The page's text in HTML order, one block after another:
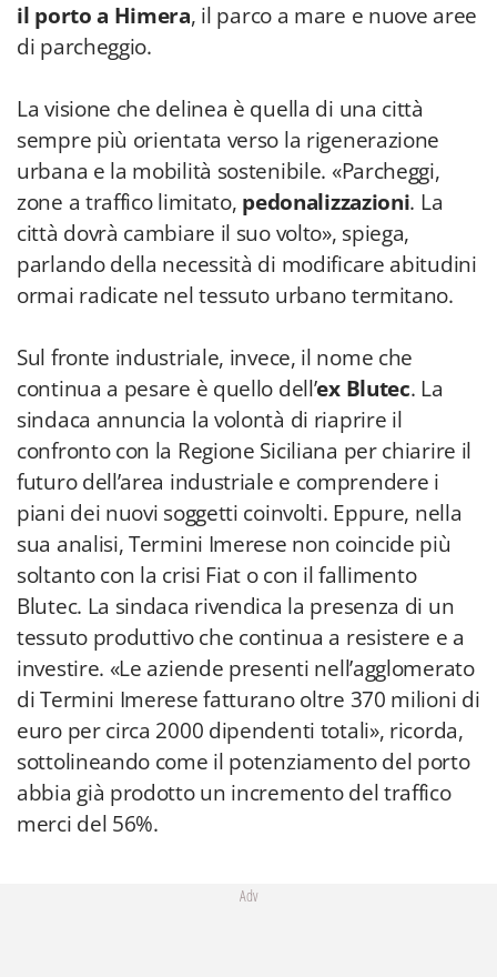
il porto a Himera, il parco a mare e nuove aree
di parcheggio.
La visione che delinea è quella di una città
sempre più orientata verso la rigenerazione
urbana e la mobilità sostenibile. «Parcheggi,
zone a traffico limitato, pedonalizzazioni. La
città dovrà cambiare il suo volto», spiega,
parlando della necessità di modificare abitudini
ormai radicate nel tessuto urbano termitano.
Sul fronte industriale, invece, il nome che
continua a pesare è quello dell’ex Blutec. La
sindaca annuncia la volontà di riaprire il
confronto con la Regione Siciliana per chiarire il
futuro dell’area industriale e comprendere i
piani dei nuovi soggetti coinvolti. Eppure, nella
sua analisi, Termini Imerese non coincide più
soltanto con la crisi Fiat o con il fallimento
Blutec. La sindaca rivendica la presenza di un
tessuto produttivo che continua a resistere e a
investire. «Le aziende presenti nell’agglomerato
di Termini Imerese fatturano oltre 370 milioni di
euro per circa 2000 dipendenti totali», ricorda,
sottolineando come il potenziamento del porto
abbia già prodotto un incremento del traffico
merci del 56%.
Adv